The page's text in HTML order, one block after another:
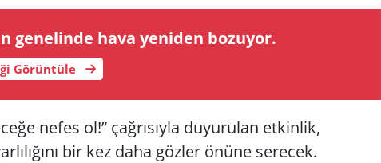
ge­ne­lin­de hava ye­ni­den bo­zu­yor.
Görüntüle
nefes ol!” çağ­rı­sıy­la du­yu­ru­lan et­kin­lik,
bir kez daha göz­ler önüne se­recek.